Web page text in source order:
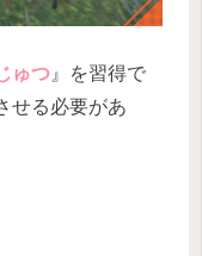
ゅつ 』を習得で
せる必要があ